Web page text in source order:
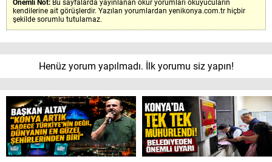
Önemli Not: Bu sayfalarda yayınlanan okur yorumları okuyucuların
kendilerine ait görüşlerdir. Yazılan yorumlardan yenikonya.com.tr hiçbir
şekilde sorumlu tutulamaz.
Henüz yorum yapılmadı. İlk yorumu siz yapın!